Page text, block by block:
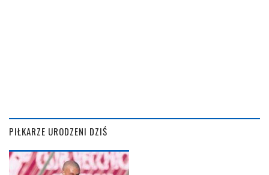
PIŁKARZE URODZENI DZIŚ